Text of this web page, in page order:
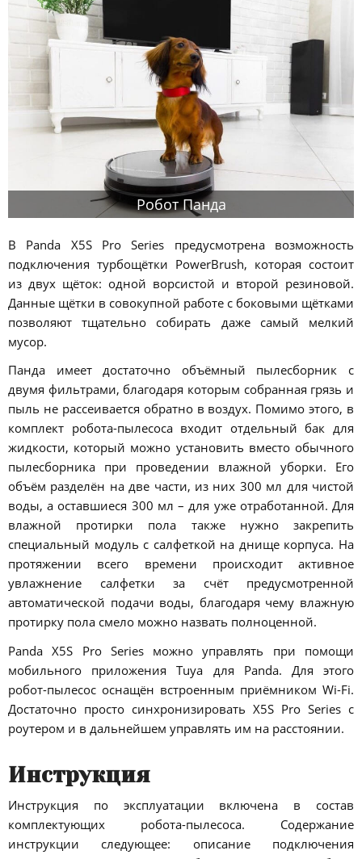
Робот Панда
В Panda X5S Pro Series предусмотрена возможность
подключения турбощётки PowerBrush, которая состоит
из двух щёток: одной ворсистой и второй резиновой.
Данные щётки в совокупной работе с боковыми щётками
позволяют тщательно собирать даже самый мелкий
мусор.
Панда имеет достаточно объёмный пылесборник с
двумя фильтрами, благодаря которым собранная грязь и
пыль не рассеивается обратно в воздух. Помимо этого, в
комплект робота-пылесоса входит отдельный бак для
жидкости, который можно установить вместо обычного
пылесборника при проведении влажной уборки. Его
объём разделён на две части, из них 300 мл для чистой
воды, а оставшиеся 300 мл – для уже отработанной. Для
влажной протирки пола также нужно закрепить
специальный модуль с салфеткой на днище корпуса. На
протяжении всего времени происходит активное
увлажнение салфетки за счёт предусмотренной
автоматической подачи воды, благодаря чему влажную
протирку пола смело можно назвать полноценной.
Panda X5S Pro Series можно управлять при помощи
мобильного приложения Tuya для Panda. Для этого
робот-пылесос оснащён встроенным приёмником Wi-Fi.
Достаточно просто синхронизировать X5S Pro Series с
роутером и в дальнейшем управлять им на расстоянии.
Инструкция
Инструкция по эксплуатации включена в состав
комплектующих робота-пылесоса. Содержание
инструкции следующее: описание подключения